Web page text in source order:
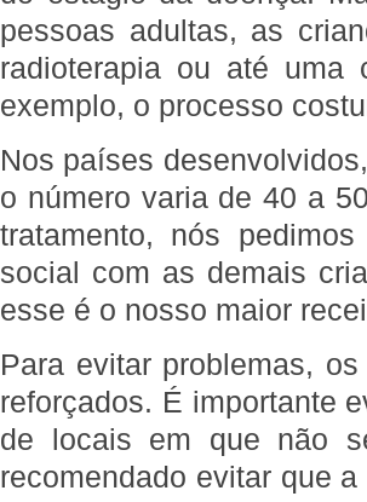
pessoas adultas, as
radioterapia ou até uma
exemplo, o processo
Nos países
o número varia de 40 a
tratamento, nós
social com as demais
esse é o nosso maior
Para evitar problemas,
reforçados. É importante
de locais em que não
recomendado evitar que